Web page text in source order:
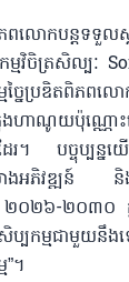
ពិភពលោកបន្តទ
មវិចិត្រសិល្បៈ
ច្នៃប្រឌិតពិភព
ទីក្រុងហាណូយ
។ បច្ចុប្បន្នយើ
រោងអភិវឌ្ឍន៍
២០២៦-២០៣០ ក្នុ
មិសិប្បកម្មជ
។